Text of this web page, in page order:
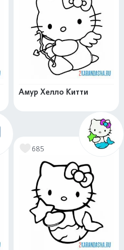
Амур Хелло Китти
685